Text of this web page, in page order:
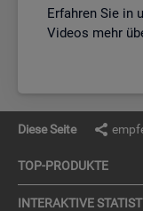
Erfahren Sie in
Videos mehr
Diese Seite
TOP-PRO­DUK­TE
IN­TER­AK­TI­VE